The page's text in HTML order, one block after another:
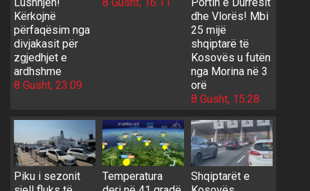
Kërkojnë
përfaqësim nga
divjakasit për
zgjedhjet e
ardhshme
8 Gusht, 23:09
dhe Vlorës! Mbi
25 mijë
shqiptarë të
Kosovës u futën
nga Morina në 3
orë
8 Gusht, 15:28
Piku i sezonit
Temperatura
Shqiptarët e